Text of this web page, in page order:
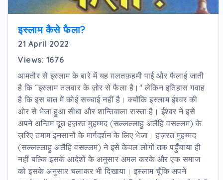
इस्लाम कैसे फैला?
21 April 2022
Views: 1676
आमतौर से इस्लाम के बारे में यह ग़लतफ़हमी पाई और फैलाई जाती
है कि “इस्लाम तलवार के ज़ोर से फैला है।" लेकिन इतिहास गवाह
है कि इस बात में कोई सच्चाई नहीं है। क्योंकि इस्लाम ईश्वर की
ओर से भेजा हुआ सीधा और शान्तिवाला रास्ता है। ईश्वर ने इसे
अपने अन्तिम दूत हज़रत मुहम्मद (सल्लल्लाहु अलैहि वसल्लम) के
ज़रिए तमाम इनसानों के मार्गदर्शन के लिए भेजा। हज़रत मुहम्मद
(सल्लल्लाहु अलैहि वसल्लम) ने इसे केवल लोगों तक पहुँचाया ही
नहीं बल्कि इसके आदेशों के अनुसार अमल करके और एक समाज
को इसके अनुसार चलाकर भी दिखाया। इस्लाम चूँकि अपने